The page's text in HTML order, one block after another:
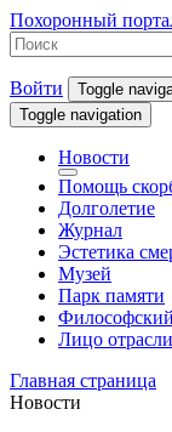
Похоронный
Войти
Toggle
Toggle navigation
Новости
Помощь
Долголетие
Журнал
Эстетика
Музей
Парк памяти
Лицо отрасли
Главная страница
Новости